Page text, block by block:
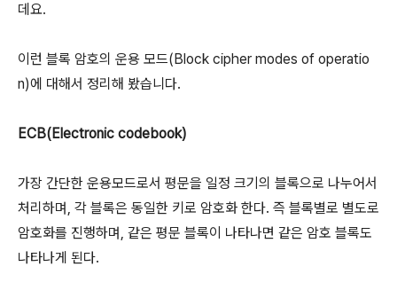
데요.
이런 블록 암호의 운용 모드(Block cipher modes of operatio
n)에 대해서 정리해 봤습니다.
ECB(Electronic codebook)
가장 간단한 운용모드로서 평문을 일정 크기의 블록으로 나누어서
처리하며, 각 블록은 동일한 키로 암호화 한다. 즉 블록별로 별도로
암호화를 진행하며, 같은 평문 블록이 나타나면 같은 암호 블록도
나타나게 된다.